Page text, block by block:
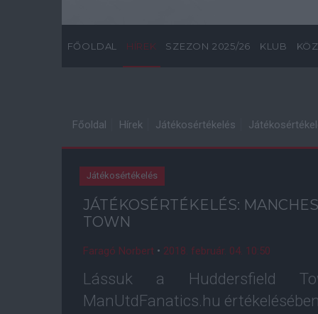
FŐOLDAL HÍREK SZEZON 2025/26 KLUB
Főoldal Hírek Játékosértékelés
Játékosértékelés
JÁTÉKOSÉRTÉKELÉS:
TOWN
Faragó Norbert • 2018. február. 04. 10:50
Lássuk a Huddersfield
ManUtdFanatics.hu